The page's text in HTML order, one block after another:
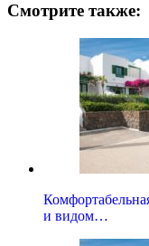
Смотрите также:
и видом…